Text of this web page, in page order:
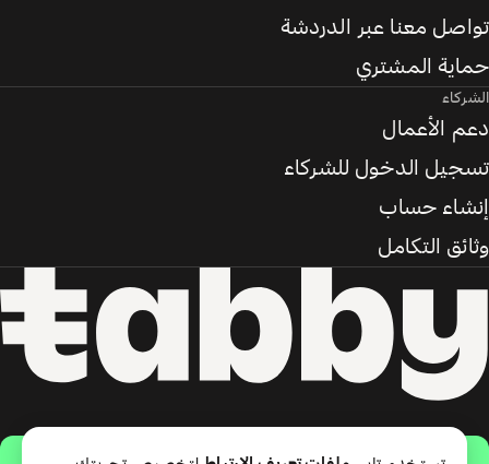
تواصل معنا عبر الدردشة
حماية المشتري
الشركاء
دعم الأعمال
تسجيل الدخول للشركاء
إنشاء حساب
وثائق التكامل